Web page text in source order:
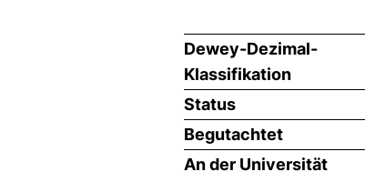
Dewey-Dezimal-
Klassifikation
Status
Begutachtet
An der Universität